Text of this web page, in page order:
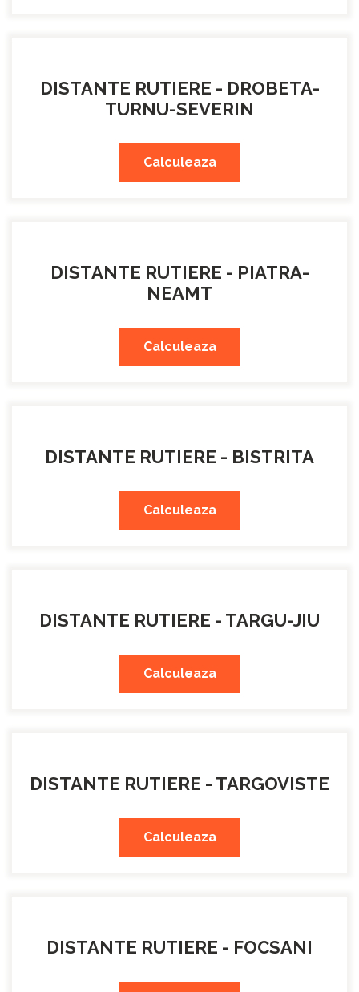
DISTANTE RUTIERE - DROBETA-
TURNU-SEVERIN
Calculeaza
DISTANTE RUTIERE - PIATRA-
NEAMT
Calculeaza
DISTANTE RUTIERE - BISTRITA
Calculeaza
DISTANTE RUTIERE - TARGU-JIU
Calculeaza
DISTANTE RUTIERE - TARGOVISTE
Calculeaza
DISTANTE RUTIERE - FOCSANI